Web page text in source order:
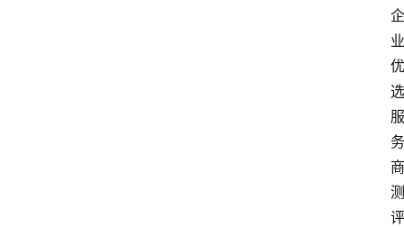
企
业
优
选
服
务
商
测
评